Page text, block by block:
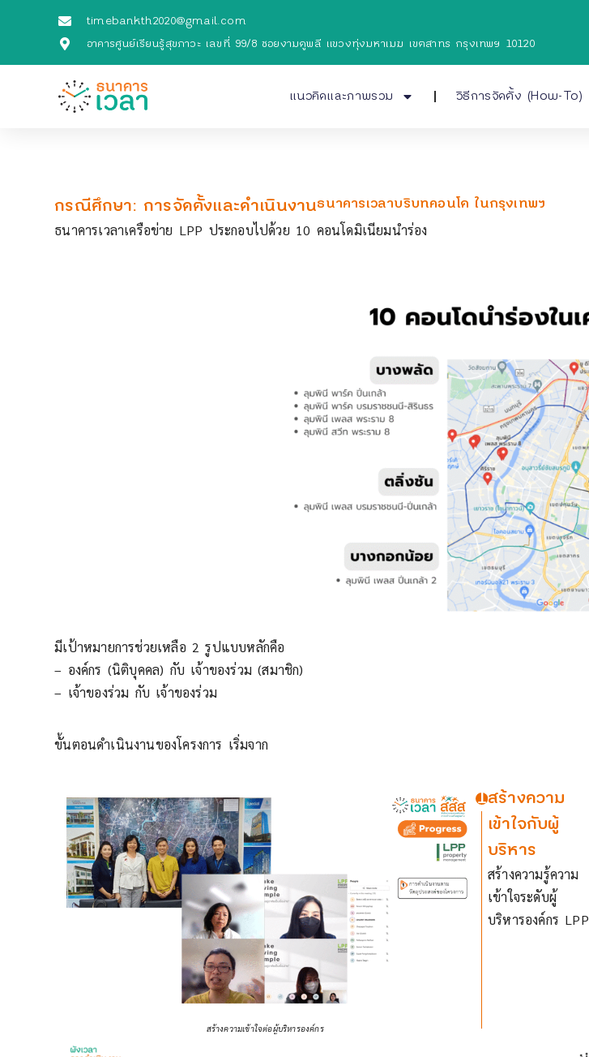
timebankth2020@gmail.com
อาคารศูนย์เรียนรู้สุขภาวะ เลขที่ 99/8 ซอยงามดูพลี แขวงทุ่งมหาเมฆ เขตสาทร กรุงเทพฯ 10120
แนวคิดและภาพรวม วิธีการจัดตั้ง (How-To)
กรณีศึกษา: การจัดตั้งและดำเนินงานธนาคารเวลาบริบทคอนโด ในกรุงเทพฯ
ธนาคารเวลาเครือข่าย LPP ประกอบไปด้วย 10 คอนโดมิเนียมนำร่อง
มีเป้าหมายการช่วยเหลือ 2 รูปแบบหลักคือ
– องค์กร (นิติบุคคล) กับ เจ้าของร่วม (สมาชิก)
– เจ้าของร่วม กับ เจ้าของร่วม
ขั้นตอนดำเนินงานของโครงการ เริ่มจาก
สร้างความเข้าใจต่อผู้บริหารองค์กร
1สร้างความ
เข้าใจกับผู้
บริหาร
สร้างความรู้ความ
เข้าใจระดับผู้
บริหารองค์กร LPP